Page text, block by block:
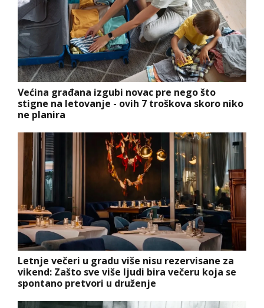
Većina građana izgubi novac pre nego što
stigne na letovanje - ovih 7 troškova skoro niko
ne planira
Letnje večeri u gradu više nisu rezervisane za
vikend: Zašto sve više ljudi bira večeru koja se
spontano pretvori u druženje